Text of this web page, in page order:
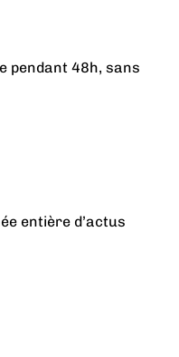
pendant 48h, sans
entière d’actus